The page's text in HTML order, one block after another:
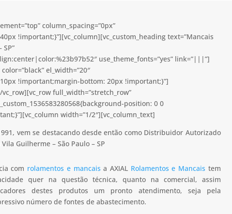
column_spacing=”0px”
!important;}”][vc_column][vc_custom_heading text=”Mancais
use_theme_fonts=”yes” link=”|||”]
el_width=”20″
10px !important;margin-bottom: 20px !important;}”]
full_width=”stretch_row”
position: 0 0
width=”1/2″][vc_column_text]
vem se destacando desde então como Distribuidor Autorizado
Guilherme – São Paulo – SP
com rolamentos e mancais a AXIAL Rolamentos e Mancais tem
quer na questão técnica, quanto na comercial, assim
destes produtos um pronto atendimento, seja pela
número de fontes de abastecimento.